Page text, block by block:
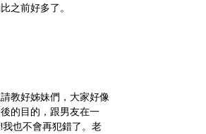
之前好多了。
教好姊妹們，大家好像
的目的，跟男友在一
!我也不會再犯錯了。老